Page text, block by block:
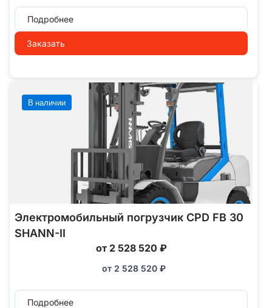
Подробнее
Заказать
В наличии
Электромобильный погрузчик CPD FB 30
SHANN-II
от 2 528 520 ₽
от 2 528 520 ₽
Подробнее